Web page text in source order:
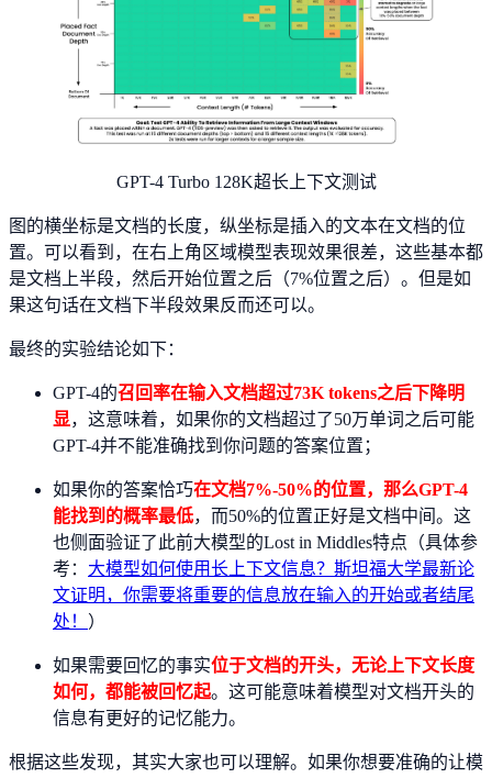
GPT-4 Turbo 128K超长上下文测试
图的横坐标是文档的长度，纵坐标是插入的文本在文档的位
置。可以看到，在右上角区域模型表现效果很差，这些基本都
是文档上半段，然后开始位置之后（7%位置之后）。但是如
果这句话在文档下半段效果反而还可以。
最终的实验结论如下：
GPT-4的召回率在输入文档超过73K tokens之后下降明
显，这意味着，如果你的文档超过了50万单词之后可能
GPT-4并不能准确找到你问题的答案位置；
如果你的答案恰巧在文档7%-50%的位置，那么GPT-4
能找到的概率最低，而50%的位置正好是文档中间。这
也侧面验证了此前大模型的Lost in Middles特点（具体参
考： 大模型如何使用长上下文信息？斯坦福大学最新论
文证明，你需要将重要的信息放在输入的开始或者结尾
处！
）
如果需要回忆的事实位于文档的开头，无论上下文长度
如何，都能被回忆起。这可能意味着模型对文档开头的
信息有更好的记忆能力。
根据这些发现，其实大家也可以理解。如果你想要准确的让模